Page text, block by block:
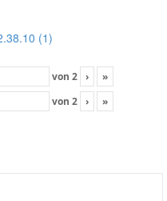
von 2 ›
»
von 2 › »